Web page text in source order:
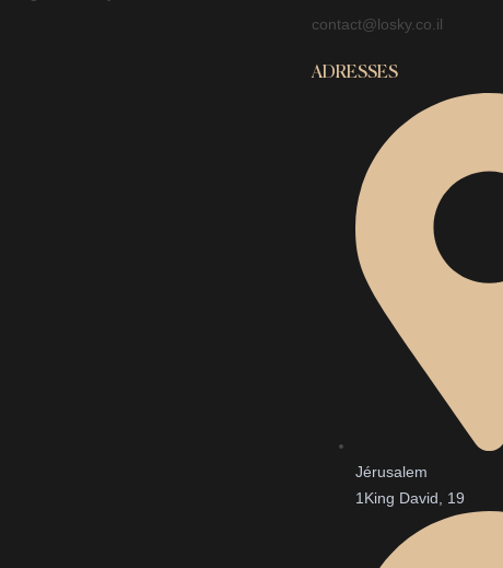
contact@losky.co.il
ADRESSES
Jérusalem
1King David, 19